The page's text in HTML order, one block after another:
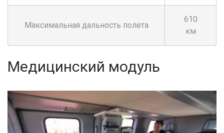
Максимальная дальность полета
610
км
Медицинский модуль